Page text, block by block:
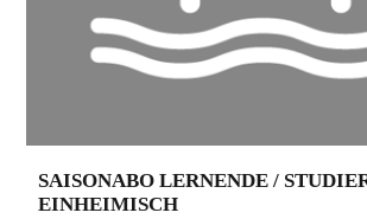
SAISONABO LERNENDE /
EINHEIMISCH